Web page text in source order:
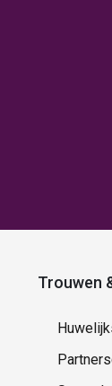
Trouwen